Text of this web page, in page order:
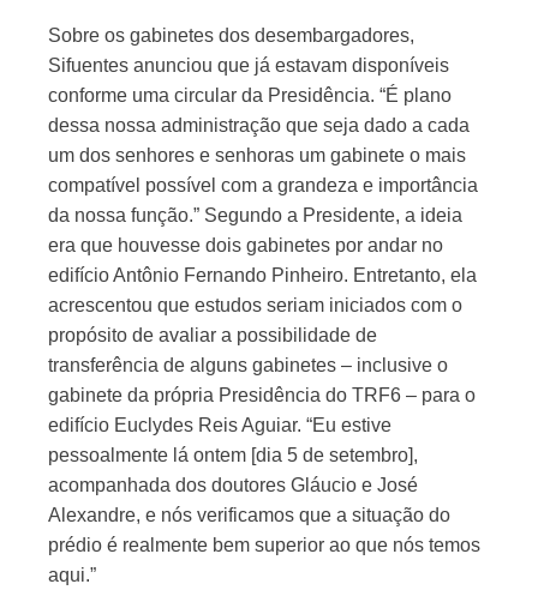
Sobre os gabinetes dos desembargadores,
Sifuentes anunciou que já estavam disponíveis
conforme uma circular da Presidência. “É plano
dessa nossa administração que seja dado a cada
um dos senhores e senhoras um gabinete o mais
compatível possível com a grandeza e importância
da nossa função.” Segundo a Presidente, a ideia
era que houvesse dois gabinetes por andar no
edifício Antônio Fernando Pinheiro. Entretanto, ela
acrescentou que estudos seriam iniciados com o
propósito de avaliar a possibilidade de
transferência de alguns gabinetes – inclusive o
gabinete da própria Presidência do TRF6 – para o
edifício Euclydes Reis Aguiar. “Eu estive
pessoalmente lá ontem [dia 5 de setembro],
acompanhada dos doutores Gláucio e José
Alexandre, e nós verificamos que a situação do
prédio é realmente bem superior ao que nós temos
aqui.”